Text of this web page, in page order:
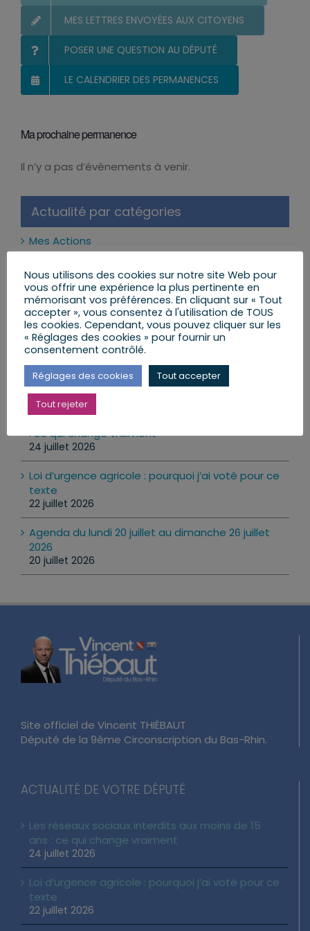
MES LETTRES ENVOYÉES AUX CITOYENS
POSER UNE QUESTION AU DÉPUTÉ
LE CALENDRIER DES PERMANENCES
Ma prochaine permanence
Notice
Il n’y a pas d’évènements à venir.
Actualité par catégories
Mes Actions
Réformes et Lois
Mon Agenda
Mes Lettres aux Citoyens
Mes dernières publications
Les réseaux sociaux interdits aux moins de 15 ans
: ce qui change vraiment
24 juillet 2026
Loi d’urgence agricole : pourquoi j’ai voté pour ce
texte
22 juillet 2026
Agenda du lundi 20 juillet au dimanche 26 juillet
2026
20 juillet 2026
Site officiel de Vincent THIÉBAUT
Député de la 9ème Circonscription du Bas-Rhin.
ACTUALITÉ DE VOTRE DÉPUTÉ
Les réseaux sociaux interdits aux moins de 15
ans : ce qui change vraiment
24 juillet 2026
Loi d’urgence agricole : pourquoi j’ai voté pour ce
texte
22 juillet 2026
Nous utilisons des cookies sur notre site Web pour
vous offrir une expérience la plus pertinente en
mémorisant vos préférences. En cliquant sur « Tout
accepter », vous consentez à l'utilisation de TOUS
les cookies. Cependant, vous pouvez cliquer sur les
« Réglages des cookies » pour fournir un
consentement contrôlé.
Réglages des cookies Tout accepter
Tout rejeter